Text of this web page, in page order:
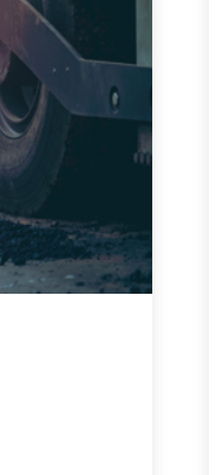
Verkehrsbau